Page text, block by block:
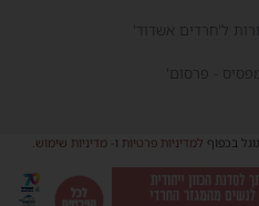
ל'חרדים אשדוד'
- פרסום'
למדיניות פרטיות ו-מדיניות שימוש.